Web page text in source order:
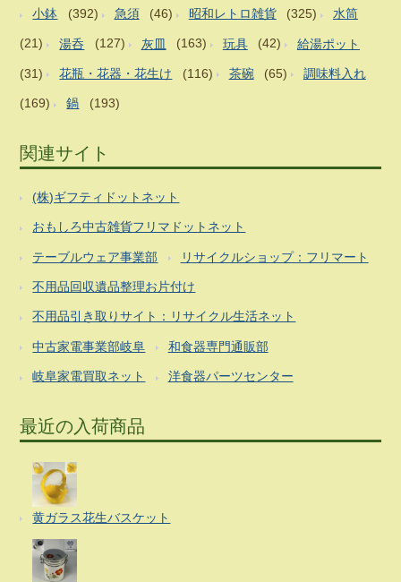
小鉢 (392) 急須 (46) 昭和レトロ雑貨 (325) 水筒
(21) 湯呑 (127) 灰皿 (163) 玩具 (42) 給湯ポット
(31) 花瓶・花器・花生け (116) 茶碗 (65) 調味料入れ
(169) 鍋 (193)
関連サイト
(株)ギフティドットネット
おもしろ中古雑貨フリマドットネット
テーブルウェア事業部 リサイクルショップ：フリマート
不用品回収遺品整理お片付け
不用品引き取りサイト：リサイクル生活ネット
中古家電事業部岐阜 和食器専門通販部
岐阜家電買取ネット 洋食器パーツセンター
最近の入荷商品
黄ガラス花生バスケット